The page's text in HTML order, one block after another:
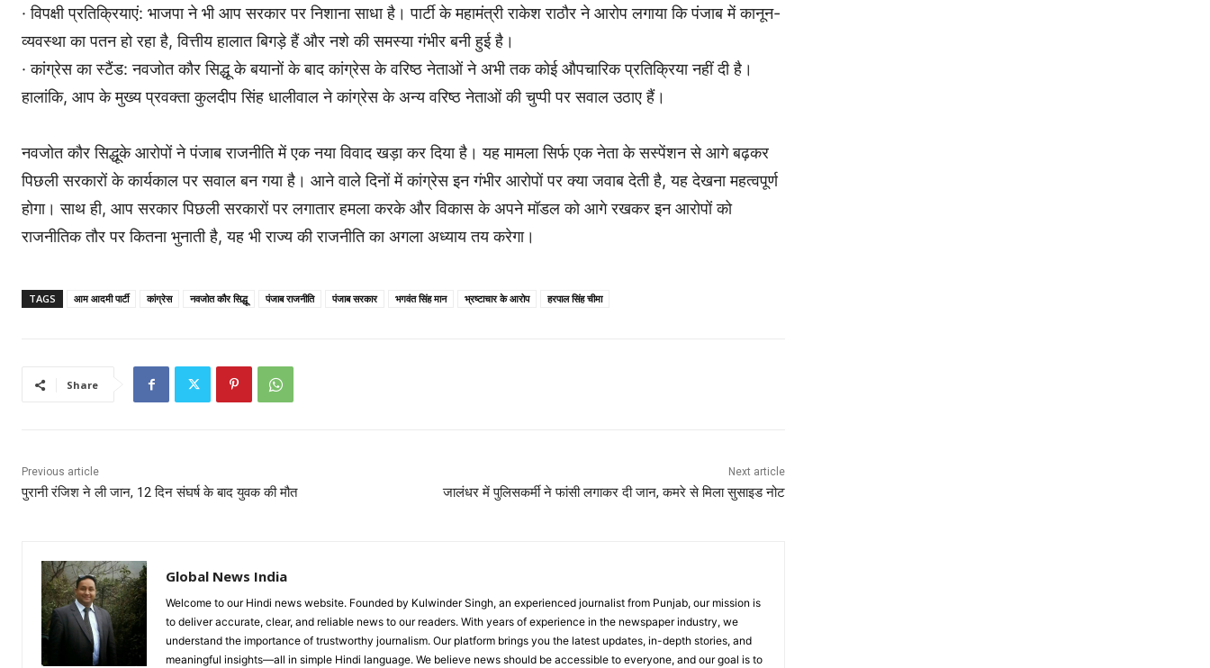
· विपक्षी प्रतिक्रियाएं: भाजपा ने भी आप सरकार पर निशाना साधा है। पार्टी के महामंत्री राकेश राठौर ने आरोप लगाया कि पंजाब में कानून-
व्यवस्था का पतन हो रहा है, वित्तीय हालात बिगड़े हैं और नशे की समस्या गंभीर बनी हुई है।
· कांग्रेस का स्टैंड: नवजोत कौर सिद्धू के बयानों के बाद कांग्रेस के वरिष्ठ नेताओं ने अभी तक कोई औपचारिक प्रतिक्रिया नहीं दी है।
हालांकि, आप के मुख्य प्रवक्ता कुलदीप सिंह धालीवाल ने कांग्रेस के अन्य वरिष्ठ नेताओं की चुप्पी पर सवाल उठाए हैं।
नवजोत कौर सिद्धूके आरोपों ने पंजाब राजनीति में एक नया विवाद खड़ा कर दिया है। यह मामला सिर्फ एक नेता के सस्पेंशन से आगे बढ़कर
पिछली सरकारों के कार्यकाल पर सवाल बन गया है। आने वाले दिनों में कांग्रेस इन गंभीर आरोपों पर क्या जवाब देती है, यह देखना महत्वपूर्ण
होगा। साथ ही, आप सरकार पिछली सरकारों पर लगातार हमला करके और विकास के अपने मॉडल को आगे रखकर इन आरोपों को
राजनीतिक तौर पर कितना भुनाती है, यह भी राज्य की राजनीति का अगला अध्याय तय करेगा।
TAGS आम आदमी पार्टी कांग्रेस नवजोत कौर सिद्धू पंजाब राजनीति पंजाब सरकार भगवंत सिंह मान भ्रष्टाचार के आरोप हरपाल सिंह चीमा
Share
Previous article
पुरानी रंजिश ने ली जान, 12 दिन संघर्ष के बाद युवक की मौत
Next article
जालंधर में पुलिसकर्मी ने फांसी लगाकर दी जान, कमरे से मिला सुसाइड नोट
Global News India
Welcome to our Hindi news website. Founded by Kulwinder Singh, an experienced journalist from Punjab, our mission is
to deliver accurate, clear, and reliable news to our readers. With years of experience in the newspaper industry, we
understand the importance of trustworthy journalism. Our platform brings you the latest updates, in-depth stories, and
meaningful insights—all in simple Hindi language. We believe news should be accessible to everyone, and our goal is to